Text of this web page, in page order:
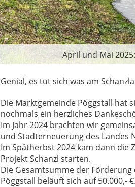
April und Mai
Genial, es tut sich was am
Die Marktgemeinde Pöggstall hat
nochmals ein herzliches
Im Jahr 2024 brachten wir
und Stadterneuerung des Landes
Im Spätherbst 2024 kam dann die
Projekt Schanzl starten.
Die Gesamtsumme der
Pöggstall beläuft sich auf 50.000,- €.